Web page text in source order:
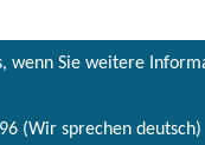
wenn Sie weitere
(Wir sprechen deutsch)